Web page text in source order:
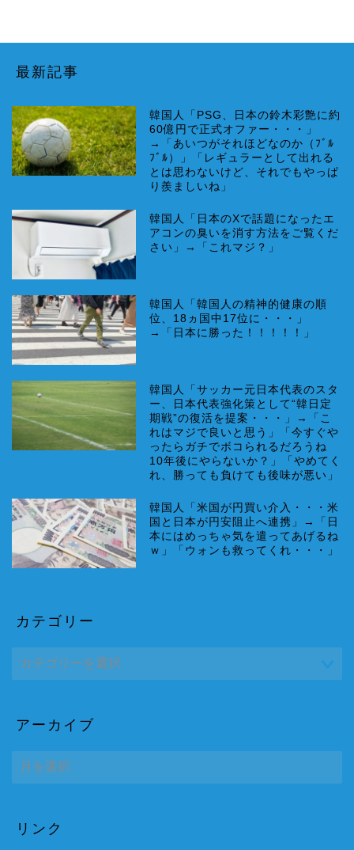
最新記事
韓国人「PSG、日本の鈴木彩艶に約
60億円で正式オファー・・・」
→「あいつがそれほどなのか（ﾌﾞﾙ
ﾌﾞﾙ）」「レギュラーとして出れる
とは思わないけど、それでもやっぱ
り羨ましいね」
韓国人「日本のXで話題になったエ
アコンの臭いを消す方法をご覧くだ
さい」→「これマジ？」
韓国人「韓国人の精神的健康の順
位、18ヵ国中17位に・・・」
→「日本に勝った！！！！！」
韓国人「サッカー元日本代表のスタ
ー、日本代表強化策として“韓日定
期戦”の復活を提案・・・」→「こ
れはマジで良いと思う」「今すぐや
ったらガチでボコられるだろうね
10年後にやらないか？」「やめてく
れ、勝っても負けても後味が悪い」
韓国人「米国が円買い介入・・・米
国と日本が円安阻止へ連携」→「日
本にはめっちゃ気を遣ってあげるね
ｗ」「ウォンも救ってくれ・・・」
カテゴリー
アーカイブ
ー
ブリンク